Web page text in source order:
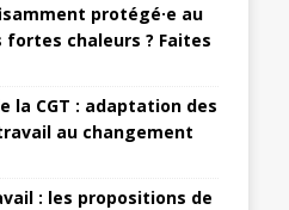
protégé·e au
chaleurs ? Faites
la CGT : adaptation des
au changement
: les propositions de